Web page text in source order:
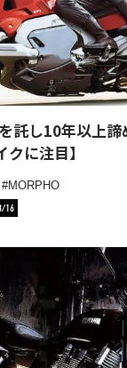
託し10年以上
に注目】
MORPHO
16